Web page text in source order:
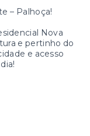
– Palhoça!
Nova
e pertinho do
e acesso